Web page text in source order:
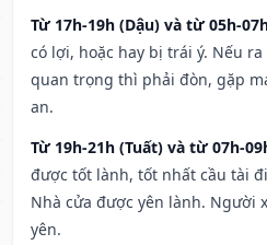
Từ 17h-19h (Dậu) và từ 05h-
có lợi, hoặc hay bị trái ý. Nếu
quan trọng thì phải đòn, gặp
an.
Từ 19h-21h (Tuất) và từ 07h-
được tốt lành, tốt nhất cầu tài
Nhà cửa được yên lành. Người
yên.